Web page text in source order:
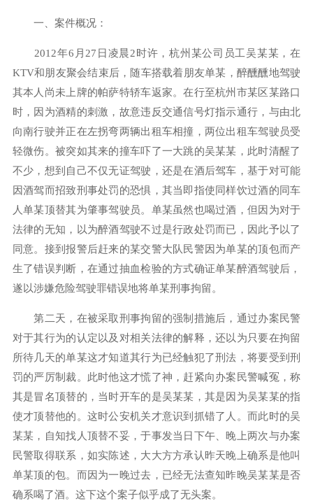
一、案件概况：
2012年6月27日凌晨2时许，杭州某公司员工吴某某，在
KTV和朋友聚会结束后，随车搭载着朋友单某，醉醺醺地驾驶
其本人尚未上牌的帕萨特轿车返家。在行至杭州市某区某路口
时，因为酒精的刺激，故意违反交通信号灯指示通行，与由北
向南行驶并正在左拐弯两辆出租车相撞，两位出租车驾驶员受
轻微伤。被突如其来的撞车吓了一大跳的吴某某，此时清醒了
不少，想到自己不仅无证驾驶，还是在酒后驾车，基于对可能
因酒驾而招致刑事处罚的恐惧，其当即指使同样饮过酒的同车
人单某顶替其为肇事驾驶员。单某虽然也喝过酒，但因为对于
法律的无知，以为醉酒驾驶不过是行政处罚而已，因此予以了
同意。接到报警后赶来的某交警大队民警因为单某的顶包而产
生了错误判断，在通过抽血检验的方式确证单某醉酒驾驶后，
遂以涉嫌危险驾驶罪错误地将单某刑事拘留。
第二天，在被采取刑事拘留的强制措施后，通过办案民警
对于其行为的认定以及对相关法律的解释，还以为只要在拘留
所待几天的单某这才知道其行为已经触犯了刑法，将要受到刑
罚的严厉制裁。此时他这才慌了神，赶紧向办案民警喊冤，称
其是冒名顶替的，当时开车的是吴某某，其是因为吴某某的指
使才顶替他的。这时公安机关才意识到抓错了人。而此时的吴
某某，自知找人顶替不妥，于事发当日下午、晚上两次与办案
民警取得联系，如实陈述，大大方方承认昨天晚上确系是他叫
单某顶的包。而因为一晚过去，已经无法查知昨晚吴某某是否
确系喝了酒。这下这个案子似乎成了无头案。